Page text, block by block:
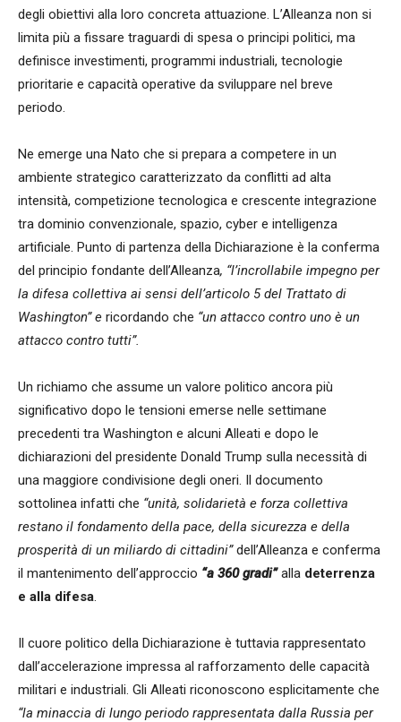
degli obiettivi alla loro concreta attuazione. L’Alleanza non si
limita più a fissare traguardi di spesa o principi politici, ma
definisce investimenti, programmi industriali, tecnologie
prioritarie e capacità operative da sviluppare nel breve
periodo.
Ne emerge una Nato che si prepara a competere in un
ambiente strategico caratterizzato da conflitti ad alta
intensità, competizione tecnologica e crescente integrazione
tra dominio convenzionale, spazio, cyber e intelligenza
artificiale. Punto di partenza della Dichiarazione è la conferma
del principio fondante dell’Alleanza, “l’incrollabile impegno per
la difesa collettiva ai sensi dell’articolo 5 del Trattato di
Washington” e ricordando che “un attacco contro uno è un
attacco contro tutti”.
Un richiamo che assume un valore politico ancora più
significativo dopo le tensioni emerse nelle settimane
precedenti tra Washington e alcuni Alleati e dopo le
dichiarazioni del presidente Donald Trump sulla necessità di
una maggiore condivisione degli oneri. Il documento
sottolinea infatti che “unità, solidarietà e forza collettiva
restano il fondamento della pace, della sicurezza e della
prosperità di un miliardo di cittadini”dell’Alleanza e conferma
il mantenimento dell’approccio “a 360 gradi” alla deterrenza
e alla difesa.
Il cuore politico della Dichiarazione è tuttavia rappresentato
dall’accelerazione impressa al rafforzamento delle capacità
militari e industriali. Gli Alleati riconoscono esplicitamente che
“la minaccia di lungo periodo rappresentata dalla Russia per